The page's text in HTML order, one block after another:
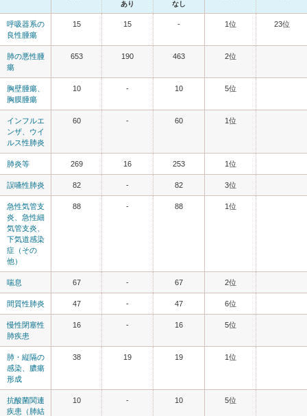
あり
なし
呼吸器系の
良性腫瘍
15 15 - 1位 23位
肺の悪性腫
瘍
653 190 463 2位
胸壁腫瘍、
胸膜腫瘍
10 - 10 5位
インフルエ
ンザ、ウイ
ルス性肺炎
60 - 60 1位
肺炎等 269 16 253 1位
誤嚥性肺炎 82 - 82 3位
急性気管支
炎、急性細
気管支炎、
下気道感染
症（その
他）
88 - 88 1位
喘息 67 - 67 2位
間質性肺炎 47 - 47 6位
慢性閉塞性
肺疾患
16 - 16 5位
肺・縦隔の
感染、膿瘍
形成
38 19 19 1位
抗酸菌関連
疾患（肺結
10 - 10 5位